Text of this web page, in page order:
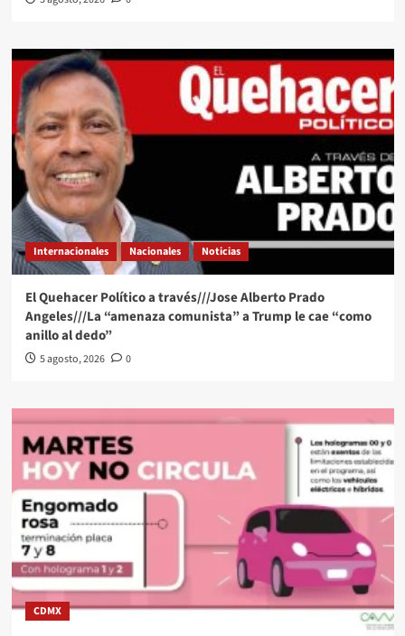
Internacionales Nacionales Noticias
El Quehacer Político a través///Jose Alberto Prado
Angeles///La “amenaza comunista” a Trump le cae “como
anillo al dedo”
5 agosto, 2026 0
CDMX